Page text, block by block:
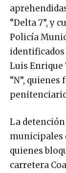
“Delta 7”, y
Policía
identificados
Luis Enrique
“N”,
La
municipales
quienes
carretera